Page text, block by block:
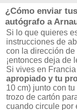
¿Cómo enviar
autógrafo a
Si lo que quieres
instrucciones de
con la dirección
¡entonces deja de
Si vives en Francia
apropiado y tu
10 cm) junto con
trozo de cartón
cuando circule por